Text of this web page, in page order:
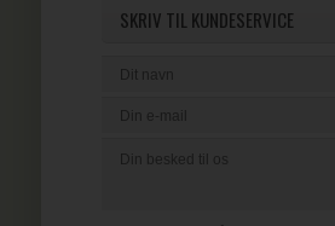
SKRIV TIL KUNDESERVICE